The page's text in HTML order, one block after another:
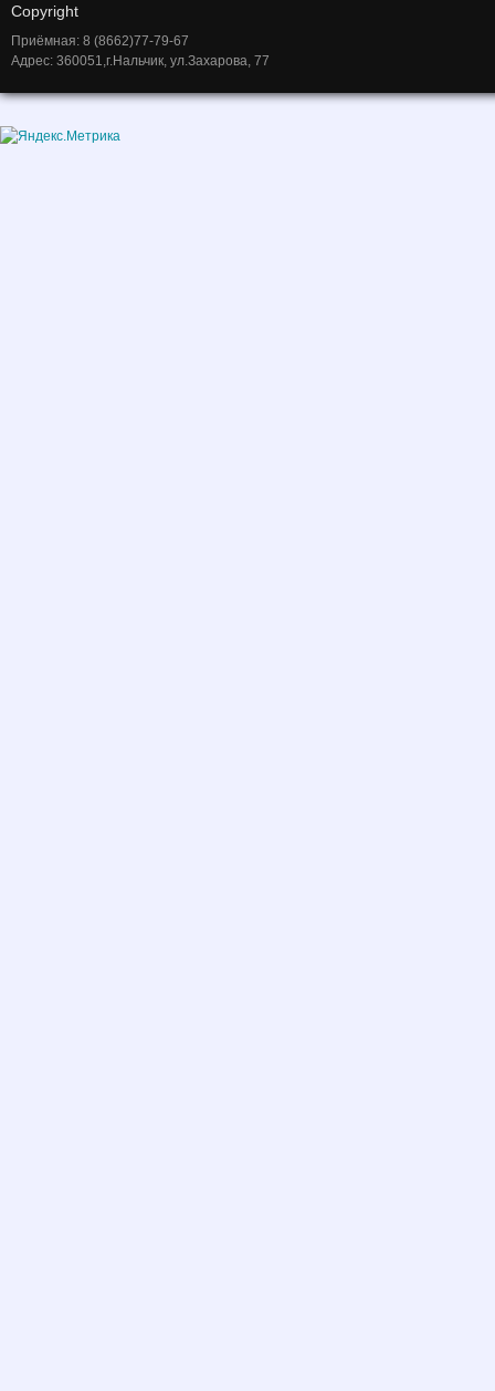
Copyright
Приёмная: 8 (8662)77-79-67
Адрес: 360051,г.Нальчик, ул.Захарова, 77